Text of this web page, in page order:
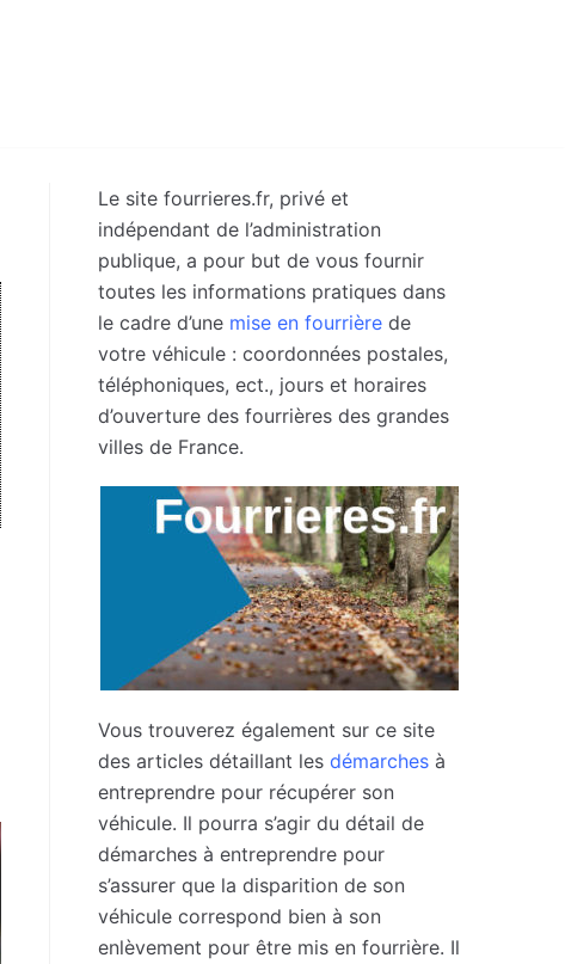
Le site fourrieres.fr, privé et
indépendant de l’administration
publique, a pour but de vous fournir
toutes les informations pratiques dans
le cadre d’une mise en fourrière de
votre véhicule : coordonnées postales,
téléphoniques, ect., jours et horaires
d’ouverture des fourrières des grandes
villes de France.
Vous trouverez également sur ce site
des articles détaillant les démarches à
entreprendre pour récupérer son
véhicule. Il pourra s’agir du détail de
démarches à entreprendre pour
s’assurer que la disparition de son
véhicule correspond bien à son
enlèvement pour être mis en fourrière. Il